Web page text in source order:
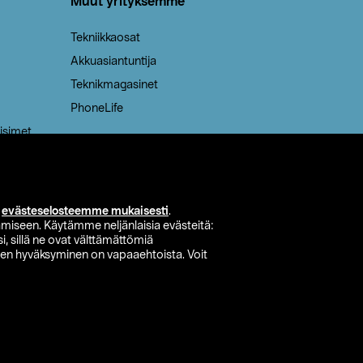
evästeselosteemme mukaisesti.
Käytämme neljänlaisia evästeitä:
sillä ne ovat välttämättömiä
hyväksyminen on vapaaehtoista. Voit
Tekniikkaosat
Akkuasiantuntija
Teknikmagasinet
PhoneLife